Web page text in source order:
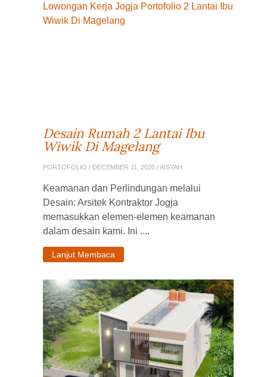
Desain Rumah 2 Lantai Ibu
Wiwik Di Magelang
PORTOFOLIO / DECEMBER 11, 2020 / AISYAH
Keamanan dan Perlindungan melalui
Desain: Arsitek Kontraktor Jogja
memasukkan elemen-elemen keamanan
dalam desain kami. Ini ....
Lanjut Membaca